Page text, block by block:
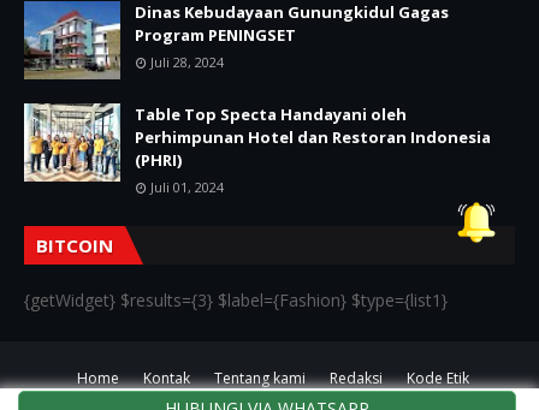
Dinas Kebudayaan Gunungkidul Gagas
Program PENINGSET
Juli 28, 2024
Table Top Specta Handayani oleh
Perhimpunan Hotel dan Restoran Indonesia
(PHRI)
Juli 01, 2024
BITCOIN
{getWidget} $results={3} $label={Fashion} $type={list1}
Home Kontak Tentang kami Redaksi
Kode Etik